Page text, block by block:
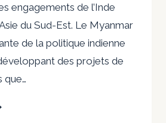
engagements de l’Inde
du Sud-Est. Le Myanmar
de la politique indienne
des projets de
que…